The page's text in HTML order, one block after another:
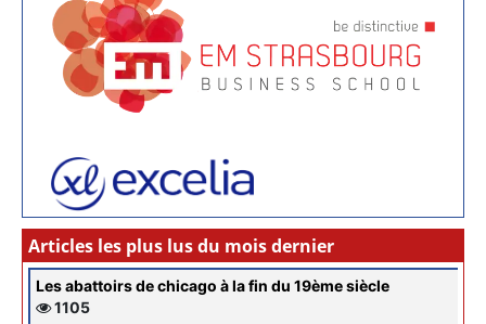
Articles les plus lus du mois dernier
Les abattoirs de chicago à la fin du 19ème siècle
1105